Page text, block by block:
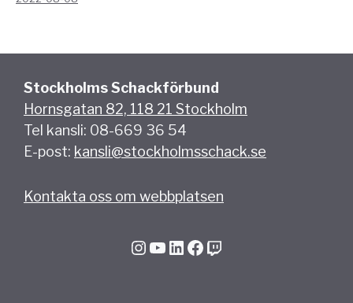
Stockholms Schackförbund
Hornsgatan 82, 118 21 Stockholm
Tel kansli: 08-669 36 54
E-post: kansli@stockholmsschack.se
Kontakta oss om webbplatsen
InstagramYouTube LinkedIn Facebook Twitch